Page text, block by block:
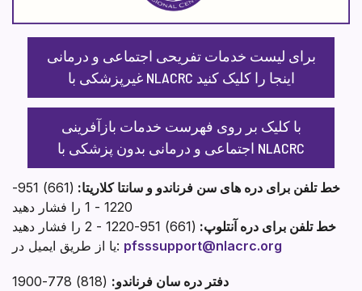
برای لیست خدمات تفریحی اجتماعی و درمانی
غیرپزشکی با NLACRC اینجا را کلیک کنید
با کلیک بر روی فهرست خدمات بازآفرینی
اجتماعی و درمانی بدون پزشکی با NLACRC
خط تلفن برای دره های سن فرناندو و سانتا کلاریتا:
(661) 951-
خط تلفن برای دره آنتلوپ:
یا از طریق ایمیل در: pfsssupport@nlacrc.org
دفتر دره سان فرناندو: